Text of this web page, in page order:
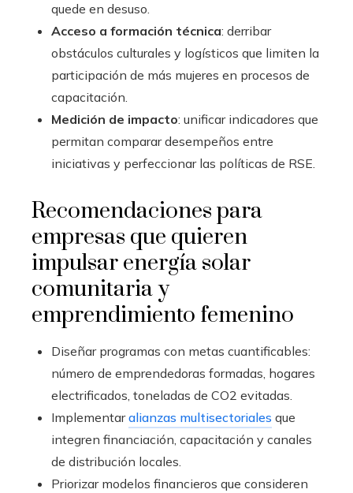
quede en desuso.
Acceso a formación técnica: derribar
obstáculos culturales y logísticos que limiten la
participación de más mujeres en procesos de
capacitación.
Medición de impacto: unificar indicadores que
permitan comparar desempeños entre
iniciativas y perfeccionar las políticas de RSE.
Recomendaciones para
empresas que quieren
impulsar energía solar
comunitaria y
emprendimiento femenino
Diseñar programas con metas cuantificables:
número de emprendedoras formadas, hogares
electrificados, toneladas de CO2 evitadas.
Implementaralianzas multisectoriales que
integren financiación, capacitación y canales
de distribución locales.
Priorizar modelos financieros que consideren